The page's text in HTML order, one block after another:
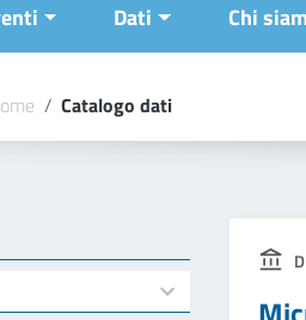
Dati Chi
/ Catalogo dati